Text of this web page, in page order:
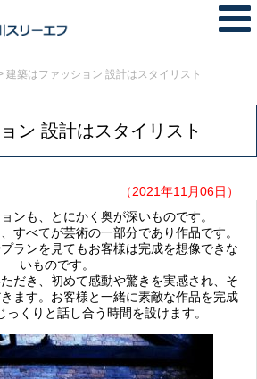
建築はファッション 設計はスタイリスト
ン 設計はスタイリスト
（2021年11月06日）
ンも、とにかく奥が深いものです。
すべてが芸術の一部分であり作品です。
ランを見てもお客様は完成を想像できな
いものです。
だき、初めて感動や驚きを実感され、そ
ます。お客様と一緒に素敵な作品を完成
っくりと話し合う時間を設けます。